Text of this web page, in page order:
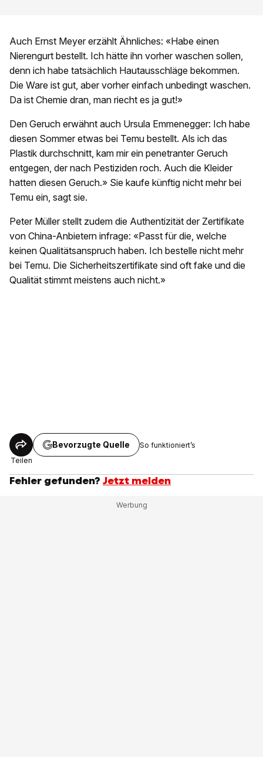
Auch Ernst Meyer erzählt Ähnliches: «Habe einen
Nierengurt bestellt. Ich hätte ihn vorher waschen sollen,
denn ich habe tatsächlich Hautausschläge bekommen.
Die Ware ist gut, aber vorher einfach unbedingt waschen.
Da ist Chemie dran, man riecht es ja gut!»
Den Geruch erwähnt auch Ursula Emmenegger: Ich habe
diesen Sommer etwas bei Temu bestellt. Als ich das
Plastik durchschnitt, kam mir ein penetranter Geruch
entgegen, der nach Pestiziden roch. Auch die Kleider
hatten diesen Geruch.» Sie kaufe künftig nicht mehr bei
Temu ein, sagt sie.
Peter Müller stellt zudem die Authentizität der Zertifikate
von China-Anbietern infrage: «Passt für die, welche
keinen Qualitätsanspruch haben. Ich bestelle nicht mehr
bei Temu. Die Sicherheitszertifikate sind oft fake und die
Qualität stimmt meistens auch nicht.»
Teilen
Bevorzugte Quelle So funktioniert’s
Fehler gefunden? Jetzt melden